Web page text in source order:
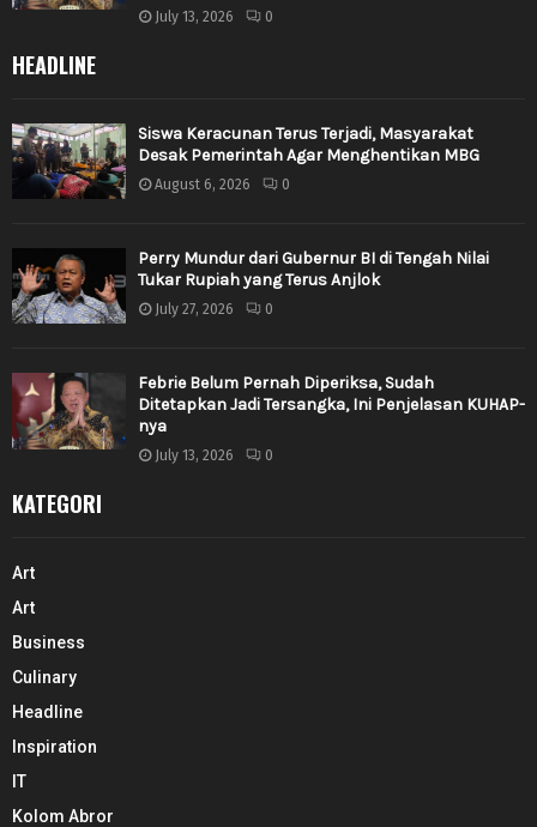
July 13, 2026 0
HEADLINE
Siswa Keracunan Terus Terjadi, Masyarakat
Desak Pemerintah Agar Menghentikan MBG
August 6, 2026 0
Perry Mundur dari Gubernur BI di Tengah Nilai
Tukar Rupiah yang Terus Anjlok
July 27, 2026 0
Febrie Belum Pernah Diperiksa, Sudah
Ditetapkan Jadi Tersangka, Ini Penjelasan KUHAP-
nya
July 13, 2026 0
KATEGORI
Art
Art
Business
Culinary
Headline
Inspiration
IT
Kolom Abror